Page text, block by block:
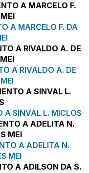
A MARCELO F. DA
A RIVALDO A. DE
A SINVAL L. MICLOS
A ADELITA N.
MEI